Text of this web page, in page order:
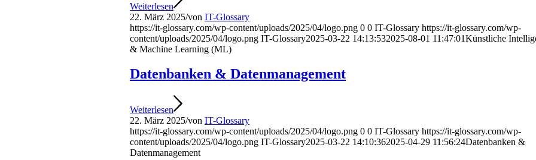
Weiterlesen
22. März 2025/von IT-Glossary
https://it-glossary.com/wp-content/uploads/2025/04/logo.png 0 0 IT-Glossary https://it-glossary.com/wp-
content/uploads/2025/04/logo.png IT-Glossary2025-03-22 14:13:532025-08-01 11:47:01Künstliche
& Machine Learning (ML)
Datenbanken & Datenmanagement
Weiterlesen
22. März 2025/von IT-Glossary
https://it-glossary.com/wp-content/uploads/2025/04/logo.png 0 0 IT-Glossary https://it-glossary.com/wp-
content/uploads/2025/04/logo.png IT-Glossary2025-03-22 14:10:362025-04-29 11:56:24Datenbanken &
Datenmanagement